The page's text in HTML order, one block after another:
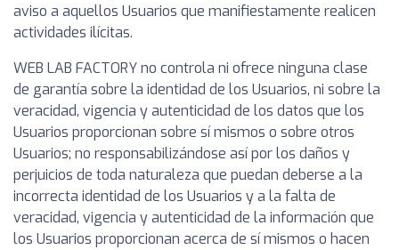
aviso a aquellos Usuarios que manifiestamente realicen
actividades ilícitas.
WEB LAB FACTORY no controla ni ofrece ninguna clase
de garantía sobre la identidad de los Usuarios, ni sobre la
veracidad, vigencia y autenticidad de los datos que los
Usuarios proporcionan sobre sí mismos o sobre otros
Usuarios; no responsabilizándose así por los daños y
perjuicios de toda naturaleza que puedan deberse a la
incorrecta identidad de los Usuarios y a la falta de
veracidad, vigencia y autenticidad de la información que
los Usuarios proporcionan acerca de sí mismos o hacen